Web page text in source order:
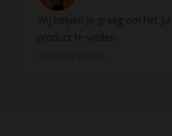
Help mij kiezen